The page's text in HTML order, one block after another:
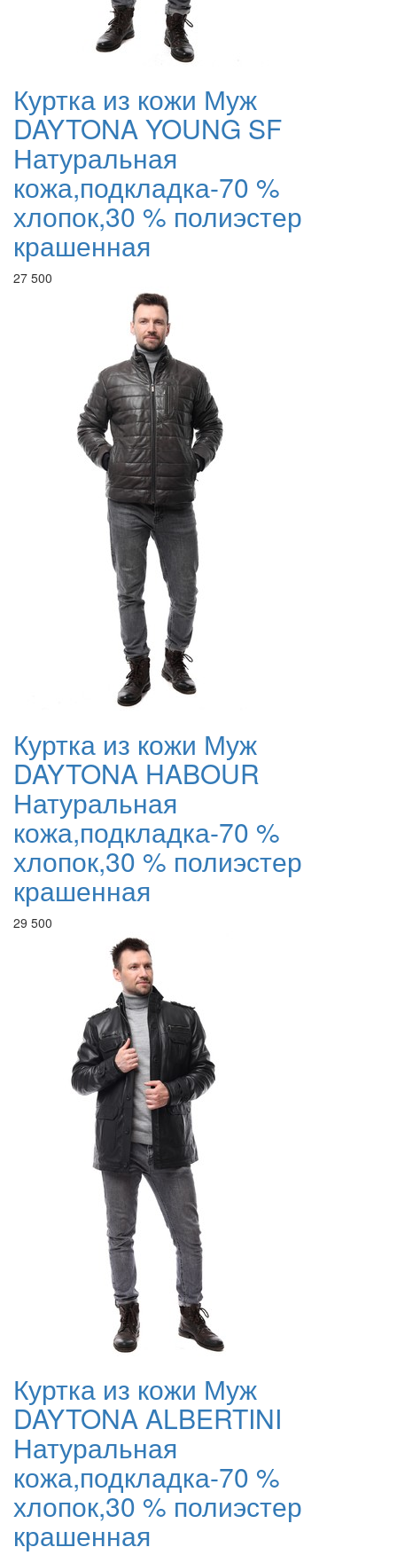
Куртка из кожи Муж
DAYTONA YOUNG SF
Натуральная
кожа,подкладка-70 %
хлопок,30 % полиэстер
крашенная
27 500
Куртка из кожи Муж
DAYTONA HABOUR
Натуральная
кожа,подкладка-70 %
хлопок,30 % полиэстер
крашенная
29 500
Куртка из кожи Муж
DAYTONA ALBERTINI
Натуральная
кожа,подкладка-70 %
хлопок,30 % полиэстер
крашенная